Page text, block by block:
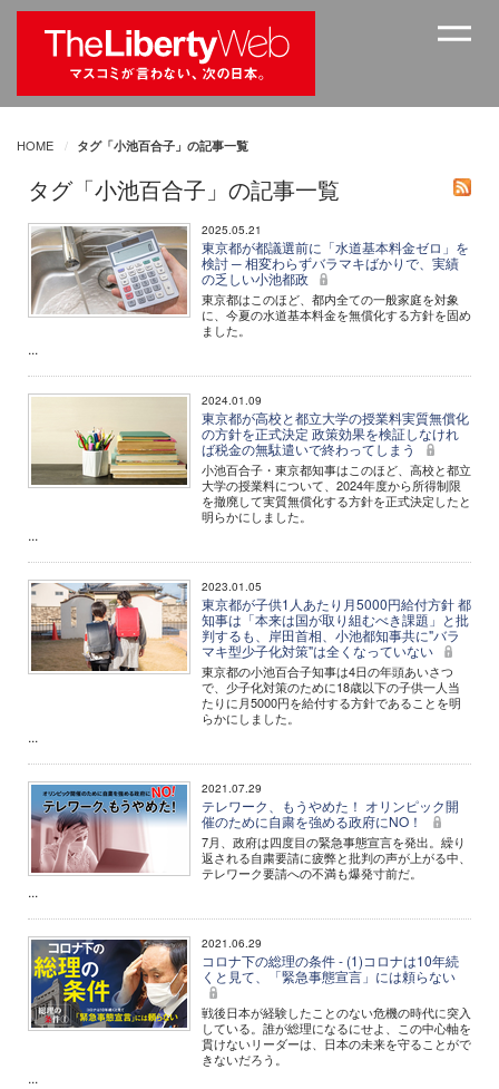
HOME タグ「小池百合子」の記事一覧
タグ「小池百合子」の記事一覧
2025.05.21
東京都が都議選前に「水道基本料金ゼロ」を
検討 ─ 相変わらずバラマキばかりで、実績
の乏しい小池都政
東京都はこのほど、都内全ての一般家庭を対象
に、今夏の水道基本料金を無償化する方針を固め
ました。
...
2024.01.09
東京都が高校と都立大学の授業料実質無償化
の方針を正式決定 政策効果を検証しなけれ
ば税金の無駄遣いで終わってしまう
小池百合子・東京都知事はこのほど、高校と都立
大学の授業料について、2024年度から所得制限
を撤廃して実質無償化する方針を正式決定したと
明らかにしました。
...
2023.01.05
東京都が子供1人あたり月5000円給付方針 都
知事は「本来は国が取り組むべき課題」と批
判するも、岸田首相、小池都知事共に"バラ
マキ型少子化対策"は全くなっていない
東京都の小池百合子知事は4日の年頭あいさつ
で、少子化対策のために18歳以下の子供一人当
たりに月5000円を給付する方針であることを明
らかにしました。
...
2021.07.29
テレワーク、もうやめた！ オリンピック開
催のために自粛を強める政府にNO！
7月、政府は四度目の緊急事態宣言を発出。繰り
返される自粛要請に疲弊と批判の声が上がる中、
テレワーク要請への不満も爆発寸前だ。
...
2021.06.29
コロナ下の総理の条件 - (1)コロナは10年続
くと見て、「緊急事態宣言」には頼らない
戦後日本が経験したことのない危機の時代に突入
している。誰が総理になるにせよ、この中心軸を
貫けないリーダーは、日本の未来を守ることがで
きないだろう。
...